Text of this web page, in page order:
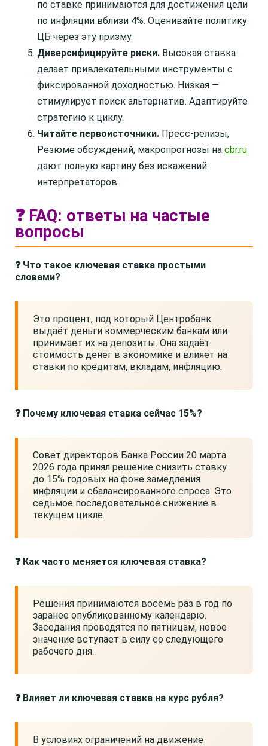
по ставке принимаются для достижения цели
по инфляции вблизи 4%. Оценивайте политику
ЦБ через эту призму.
Диверсифицируйте риски. Высокая ставка
делает привлекательными инструменты с
фиксированной доходностью. Низкая —
стимулирует поиск альтернатив. Адаптируйте
стратегию к циклу.
Читайте первоисточники. Пресс-релизы,
Резюме обсуждений, макропрогнозы на cbr.ru
дают полную картину без искажений
интерпретаторов.
❓ FAQ: ответы на частые
вопросы
❓ Что такое ключевая ставка простыми
словами?
Это процент, под который Центробанк
выдаёт деньги коммерческим банкам или
принимает их на депозиты. Она задаёт
стоимость денег в экономике и влияет на
ставки по кредитам, вкладам, инфляцию.
❓ Почему ключевая ставка сейчас 15%?
Совет директоров Банка России 20 марта
2026 года принял решение снизить ставку
до 15% годовых на фоне замедления
инфляции и сбалансированного спроса. Это
седьмое последовательное снижение в
текущем цикле.
❓ Как часто меняется ключевая ставка?
Решения принимаются восемь раз в год по
заранее опубликованному календарю.
Заседания проводятся по пятницам, новое
значение вступает в силу со следующего
рабочего дня.
❓ Влияет ли ключевая ставка на курс рубля?
В условиях ограничений на движение